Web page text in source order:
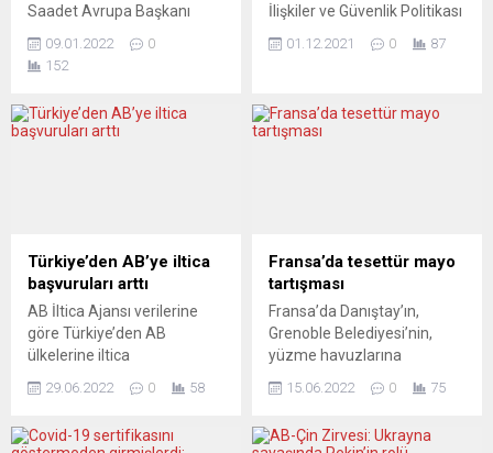
Saadet Avrupa Başkanı
Samet Sami Temel,
yurtdışında yaşayan
vatandaşların temsiliyeti ile
değerlendirmede bulundu.
Temel, yurtdışındaki
vatandaş olarak, bu
sorunları gördüğünü ve
başkanlığını yürüttüğü
“Saadet Avrupa” ile konuya
ilişkin bir çalışma
düzenlediğini belirtti. Temel
“gurbetçi...
09.01.2022
0
152
İlişkiler ve Güvenlik Politikası
Yüksek Temsilcisi Josep
Borrell, “Ukrayna’nın toprak
herhangi bir girişim
karşısında kararlı ve güçlü
Dışişleri Bakanları
Toplantısı’nın Batı Balkanlar
konulu oturumuna katılmak
için geldiği konferans
merkezinde...
01.12.2021 0 87
Türkiye’den AB’ye iltica
başvuruları arttı
AB İltica Ajansı verilerine
göre Türkiye’den AB
ülkelerine iltica
2020’ye göre yüzde 47’lik
yüzde 32’si Almanya’ya
29.06.2022 0 58
Fransa’da tesettür mayo
tartışması
Fransa’da Danıştay’ın,
Grenoble Belediyesi’nin,
yüzme havuzlarına
mayoyla girebilmesine izin
alınmasına ilişkin itirazına
15.06.2022 0 75